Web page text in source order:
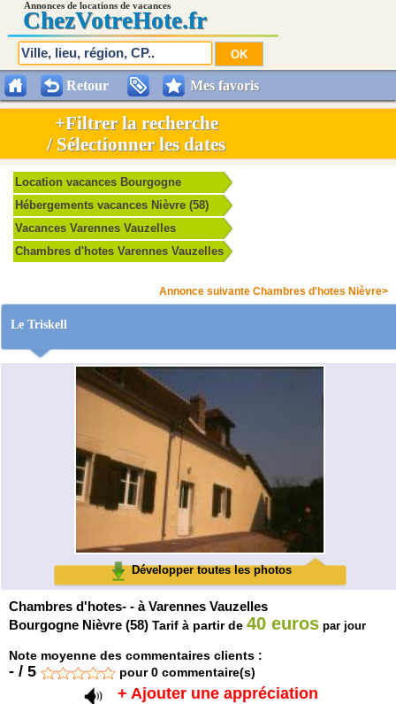
Location vacances Bourgogne
Hébergements vacances Nièvre (58)
Vacances Varennes Vauzelles
Chambres d'hotes Varennes Vauzelles
Annonce suivante Chambres d'hotes Nièvre>
Le Triskell
Développer toutes les photos
Chambres d'hotes- - à Varennes Vauzelles
Bourgogne Nièvre (58) Tarif à partir de 40 euros par jour
Note moyenne des commentaires clients :
- / 5 pour0 commentaire(s)
+ Ajouter une appréciation
Retour Mes favoris
Annonces de locations de vacances
ChezVotreHote.fr
+Filtrer la recherche
/ Sélectionner les dates